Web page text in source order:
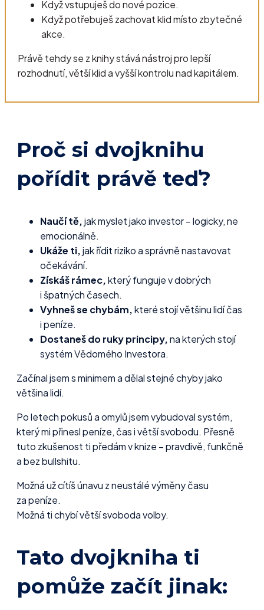
Když vstupuješ do nové pozice.
Když potřebuješ zachovat klid místo zbytečné
akce.
Právě tehdy se z knihy stává nástroj pro lepší
rozhodnutí, větší klid a vyšší kontrolu nad kapitálem.
Proč si dvojknihu
pořídit právě teď?
Naučí tě,jak myslet jako investor – logicky, ne
emocionálně.
Ukáže ti,jak řídit riziko a správně nastavovat
očekávání.
Získáš rámec,který funguje v dobrých
i špatných časech.
Vyhneš se chybám,které stojí většinu lidí čas
i peníze.
Dostaneš do ruky principy,na kterých stojí
systém Vědomého Investora.
Začínal jsem s minimem a dělal stejné chyby jako
většina lidí.
Po letech pokusů a omylů jsem vybudoval systém,
který mi přinesl peníze, čas i větší svobodu. Přesně
tuto zkušenost ti předám v knize – pravdivě, funkčně
a bez bullshitu.
Možná už cítíš únavu z neustálé výměny času
za peníze.
Možná ti chybí větší svoboda volby.
Tato dvojkniha ti
pomůže začít jinak: